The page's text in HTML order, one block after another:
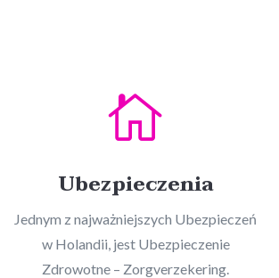

Ubezpieczenia
Jednym z najważniejszych Ubezpieczeń
w Holandii, jest Ubezpieczenie
Zdrowotne – Zorgverzekering.